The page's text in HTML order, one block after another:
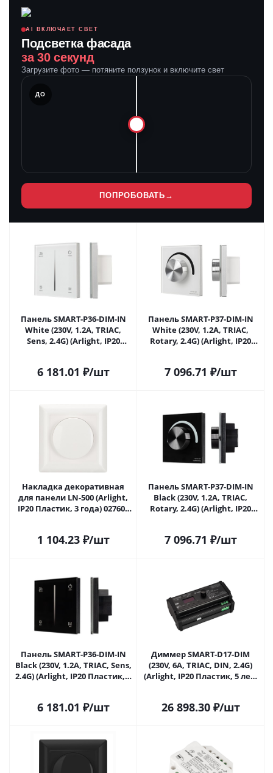
AI ВКЛЮЧАЕТ СВЕТ
Подсветка фасада
за 30 секунд
Загрузите фото — потяните ползунок и включите свет
ДО
ПОПРОБОВАТЬ →
Панель SMART-P36-DIM-IN
White (230V, 1.2A, TRIAC,
Sens, 2.4G) (Arlight, IP20
6 181.01 ₽/шт
Панель SMART-P37-DIM-IN
White (230V, 1.2A, TRIAC,
Rotary, 2.4G) (Arlight, IP20
7 096.71 ₽/шт
Накладка декоративная
для панели LN-500 (Arlight,
IP20 Пластик, 3 года) 027608
1 104.23₽/шт
Панель SMART-P37-DIM-IN
Black (230V, 1.2A, TRIAC,
Rotary, 2.4G) (Arlight, IP20
7 096.71 ₽/шт
Панель SMART-P36-DIM-IN
Black (230V, 1.2A, TRIAC, Sens,
2.4G) (Arlight, IP20 Пластик, 5
6 181.01 ₽/шт
Диммер SMART-D17-DIM
(230V, 6A, TRIAC, DIN, 2.4G)
(Arlight, IP20 Пластик, 5 лет)
26 898.30₽/шт